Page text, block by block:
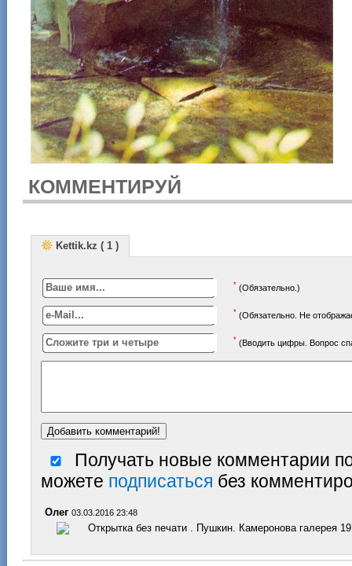
КОММЕНТИРУЙ
Kettik.kz ( 1 )
* (Обязательно.)
* (Обязательно. Не
* (Вводить цифры. Вопрос
Получать новые комментарии
можете подписаться без
Олег 03.03.2016 23:48
Открытка без печати . Пушкин. Камеронова галерея